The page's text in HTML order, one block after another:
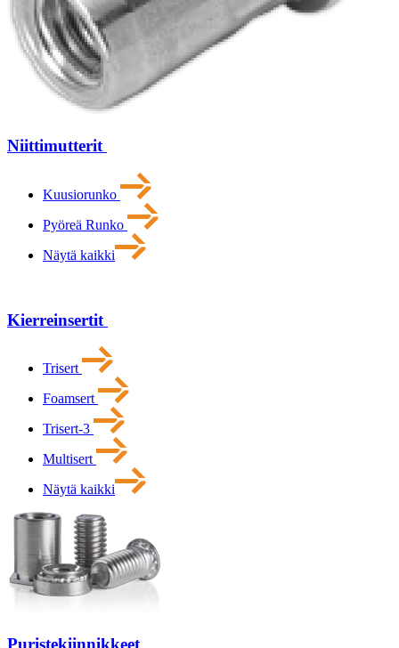
Niittimutterit
Kuusiorunko
Pyöreä Runko
Näytä kaikki
Kierreinsertit
Trisert
Foamsert
Trisert-3
Multisert
Näytä kaikki
Puristekiinnikkeet